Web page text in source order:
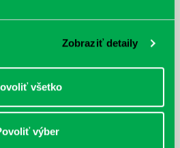
Zobraziť detaily
všetko
výber